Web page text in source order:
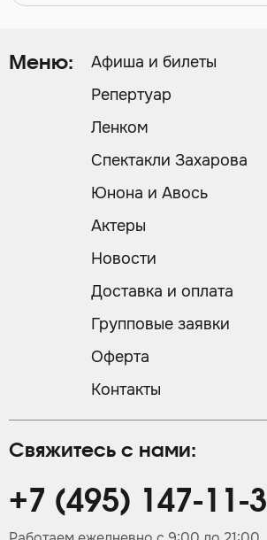
Свяжитесь с нами:
+7 (495) 147-11-
Меню:
Афиша и билеты
Репертуар
Ленком
Спектакли Захарова
Юнона и Авось
Актеры
Новости
Доставка и оплата
Групповые заявки
Оферта
Контакты